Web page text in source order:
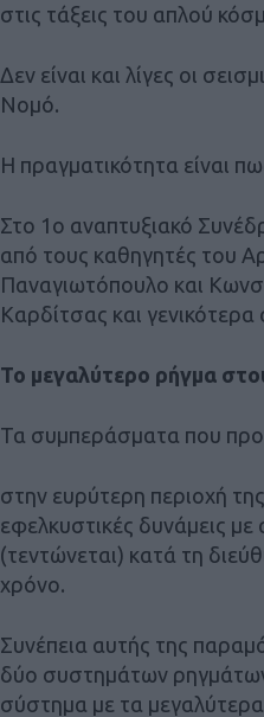
στις τάξεις του απλού
Δεν είναι και λίγες οι
Νομό.
Η πραγματικότητα είναι
Στο 1ο αναπτυξιακό
από τους καθηγητές του
Παναγιωτόπουλο και
Καρδίτσας και
Το μεγαλύτερο ρήγμα
Τα συμπεράσματα που
στην ευρύτερη περιοχή
εφελκυστικές δυνάμεις
(τεντώνεται) κατά τη
χρόνο.
Συνέπεια αυτής της
δύο συστημάτων
σύστημα με τα